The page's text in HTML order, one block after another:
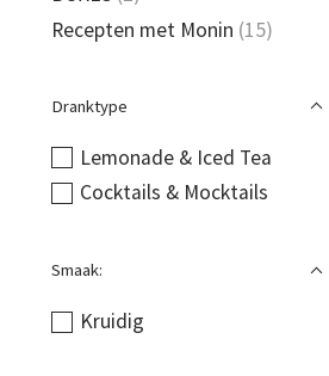
Recepten met Monin (15)
Dranktype
Lemonade & Iced Tea
Cocktails & Mocktails
Smaak:
Kruidig